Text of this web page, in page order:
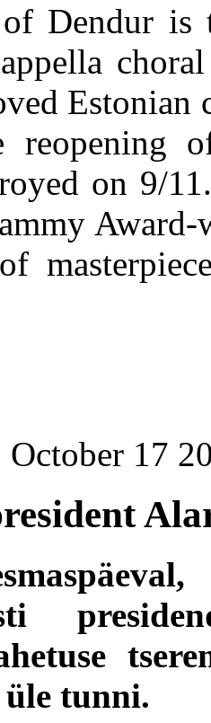
Dendur
Estonian
reopening
on 9/
October 17
tunni.